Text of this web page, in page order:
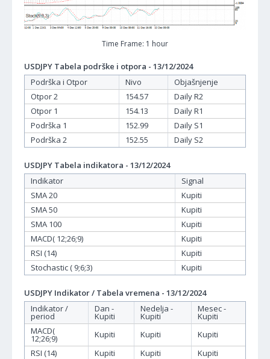
Time Frame: 1 hour
USDJPY Tabela podrške i otpora - 13/12/2024
Podrška i Otpor
Nivo
Objašnjenje
Otpor 2
154.57
Daily R2
Otpor 1
154.13
Daily R1
Podrška 1
152.99
Daily S1
Podrška 2
152.55 Daily S2
USDJPY Tabela indikatora - 13/12/2024
Indikator
Signal
SMA 20
Kupiti
SMA 50
Kupiti
SMA 100
Kupiti
MACD( 12;26;9)
Kupiti
RSI (14)
Kupiti
Stochastic ( 9;6;3)
Kupiti
USDJPY Indikator / Tabela vremena - 13/12/2024
Indikator /
period
Dan -
Kupiti
Nedelja -
Kupiti
Mesec -
Kupiti
MACD(
12;26;9) Kupiti Kupiti
Kupiti
RSI (14)
Kupiti Kupiti
Kupiti